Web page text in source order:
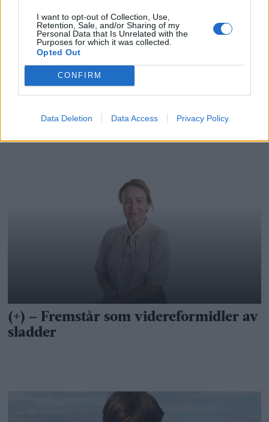
I want to opt-out of Collection, Use,
Retention, Sale, and/or Sharing of my
Personal Data that Is Unrelated with the
Purposes for which it was collected.
Opted Out
CONFIRM
Data Deletion Data Access Privacy Policy